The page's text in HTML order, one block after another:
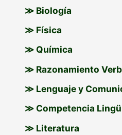
≫ Biología
≫ Física
≫ Química
≫ Razonamiento
≫ Lenguaje y
≫ Competencia
≫ Literatura